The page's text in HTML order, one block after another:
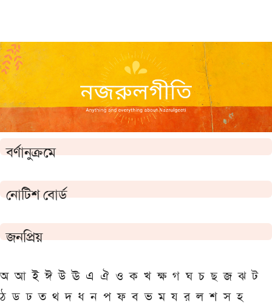
বর্ণানুক্রমে
নোটিশ বোর্ড
জনপ্রিয়
অ আ ই ঈ উ ঊ এ ঐ ও ক খ ক্ষ গ ঘ চ ছ জ ঝ ট
ঠ ড ঢ ত থ দ ধ ন প ফ ব ভ ম য র ল শ স হ